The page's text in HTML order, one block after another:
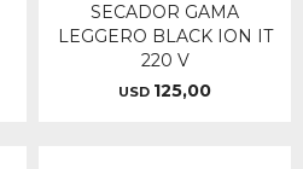
SECADOR GAMA
LEGGERO BLACK ION IT
220 V
USD 125,00